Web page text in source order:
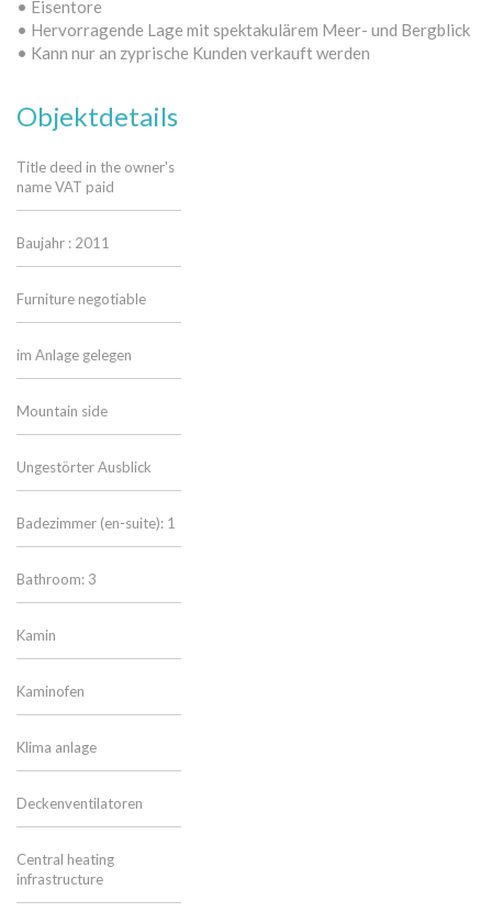
• Eisentore
• Hervorragende Lage mit spektakulärem Meer- und Bergblick
• Kann nur an zyprische Kunden verkauft werden
Objektdetails
Title deed in the owner's
name VAT paid
Baujahr : 2011
Furniture negotiable
im Anlage gelegen
Mountain side
Ungestörter Ausblick
Badezimmer (en-suite): 1
Bathroom: 3
Kamin
Kaminofen
Klima anlage
Deckenventilatoren
Central heating
infrastructure